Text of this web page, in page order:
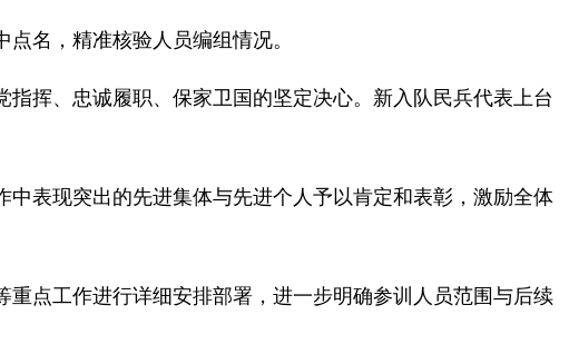
名，精准核验人员编组情况。
挥、忠诚履职、保家卫国的坚定决心。新入队民兵代表上台
表现突出的先进集体与先进个人予以肯定和表彰，激励全体
点工作进行详细安排部署，进一步明确参训人员范围与后续